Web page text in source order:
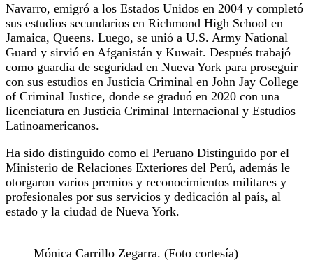
Navarro, emigró a los Estados Unidos en 2004 y completó
sus estudios secundarios en Richmond High School en
Jamaica, Queens. Luego, se unió a U.S. Army National
Guard y sirvió en Afganistán y Kuwait. Después trabajó
como guardia de seguridad en Nueva York para proseguir
con sus estudios en Justicia Criminal en John Jay College
of Criminal Justice, donde se graduó en 2020 con una
licenciatura en Justicia Criminal Internacional y Estudios
Latinoamericanos.
Ha sido distinguido como el Peruano Distinguido por el
Ministerio de Relaciones Exteriores del Perú, además le
otorgaron varios premios y reconocimientos militares y
profesionales por sus servicios y dedicación al país, al
estado y la ciudad de Nueva York.
Mónica Carrillo Zegarra. (Foto cortesía)